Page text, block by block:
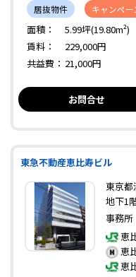
居抜物件 キャンペー
面積：
5.99坪(19.80m²)
賃料：
229,000円
共益費： 21,000円
お問合せ
東急不動産恵比寿ビル
東京
地下1
事務所
恵
恵
恵